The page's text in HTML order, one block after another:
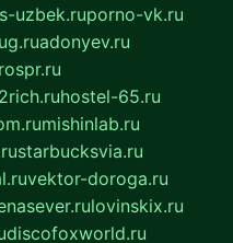
uzbek.ruporno-vk.ru
adonyev.ru
2rich.ruhostel-65.ru
mishinlab.ru
starbucksvia.ru
vektor-doroga.ru
lovinskix.ru
discofoxworld.ru